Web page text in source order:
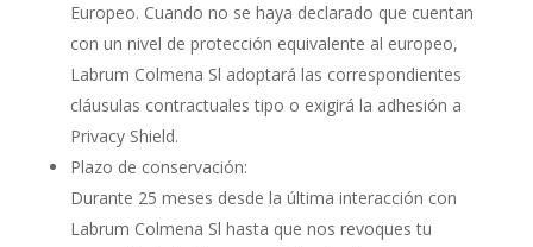
Europeo. Cuando no se haya declarado que cuentan
con un nivel de protección equivalente al europeo,
Labrum Colmena Sl adoptará las correspondientes
cláusulas contractuales tipo o exigirá la adhesión a
Privacy Shield.
Plazo de conservación:
Durante 25 meses desde la última interacción con
Labrum Colmena Sl hasta que nos revoques tu